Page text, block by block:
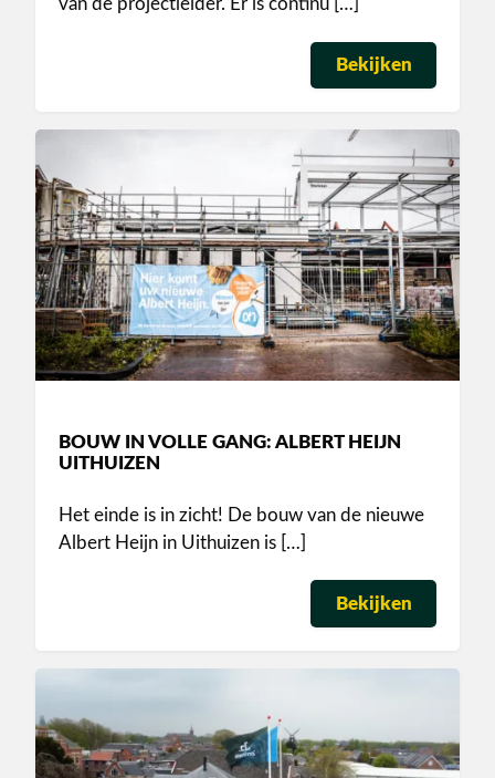
van de projectleider. Er is continu […]
Bekijken
BOUW IN VOLLE GANG: ALBERT HEIJN
UITHUIZEN
Het einde is in zicht! De bouw van de nieuwe
Albert Heijn in Uithuizen is […]
Bekijken